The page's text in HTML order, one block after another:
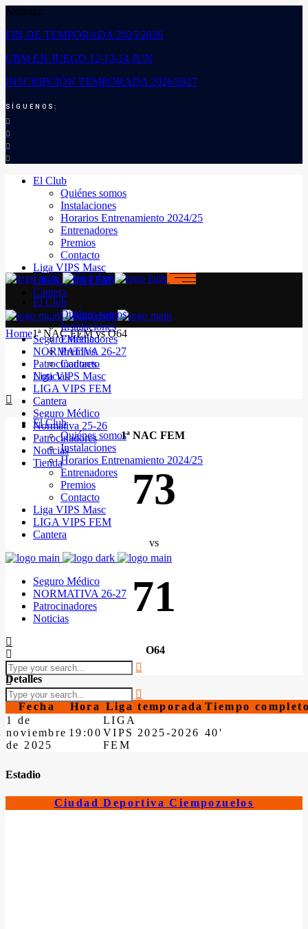
Noticias:
FIN DE TEMPORADA 2025/2026
CBM EN JUEGO 12-13-14 JUN
INSCRIPCIÓN TEMPORADA 2026/2027
SÍGUENOS:
El Club
Quiénes somos
Instalaciones
Horarios Entrenamiento 2024/25
Entrenadores
Premios
Contacto
Liga VIPS Masc
LIGA VIPS FEM
Cantera
Seguro Médico
NORMATIVA 26-27
Patrocinadores
Noticias
El Club
Quiénes somos
Instalaciones
Horarios Entrenamiento 2024/25
Entrenadores
Premios
Contacto
Liga VIPS Masc
LIGA VIPS FEM
Cantera
Seguro Médico
NORMATIVA 26-27
Patrocinadores
Noticias
El Club
Quiénes somos
Instalaciones
Entrenadores
Premios
Contacto
Liga VIPS Masc
LIGA VIPS FEM
Cantera
Seguro Médico
Normativa 25-26
Patrocinadores
Noticias
Tienda
Home1ª NAC FEM vs O64
1ª NAC FEM
73
vs
71
O64
Detalles
Fecha Hora Liga temporada Tiempo
1 de
noviembre
de 2025
19:00
LIGA
VIPS
FEM
2025-2026 40'
Estadio
Ciudad Deportiva Ciempozuelos